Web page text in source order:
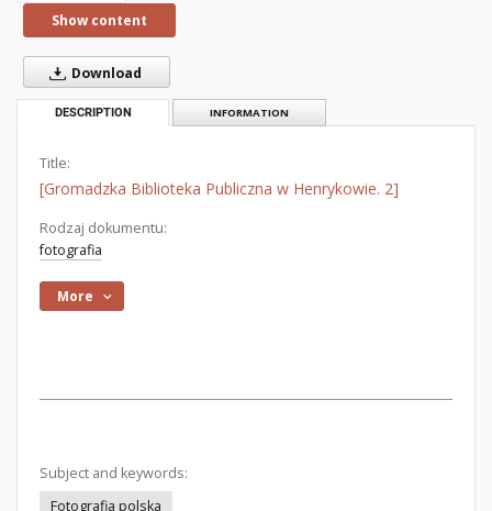
Show content
Download
DESCRIPTION INFORMATION
Title:
[Gromadzka Biblioteka Publiczna w Henrykowie. 2]
Rodzaj dokumentu:
fotografia
More
Subject and keywords:
Fotografia polska